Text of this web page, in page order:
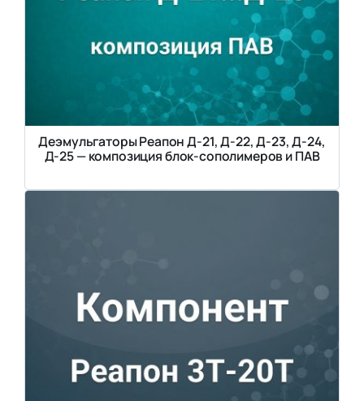
Деэмульгаторы Реапон Д-21, Д-22, Д-23, Д-24,
Д-25 — композиция блок-сополимеров и ПАВ